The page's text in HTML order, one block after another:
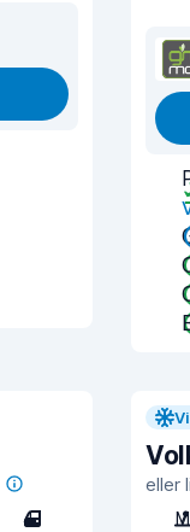
4
eller